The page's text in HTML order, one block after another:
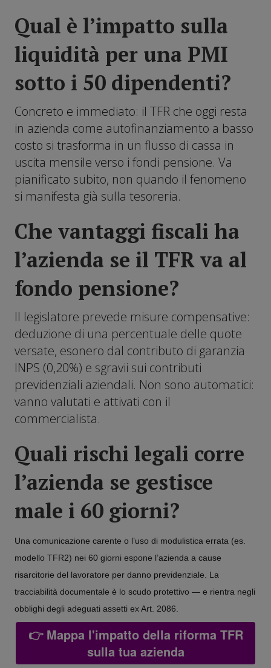
Qual è l’impatto sulla
liquidità per una PMI
sotto i 50 dipendenti?
Concreto e immediato: il TFR che oggi resta
in azienda come autofinanziamento a basso
costo si trasforma in un flusso di cassa in
uscita mensile verso i fondi pensione. Va
pianificato subito, non quando il fenomeno
si manifesta già sulla tesoreria.
Che vantaggi fiscali ha
l’azienda se il TFR va al
fondo pensione?
Il legislatore prevede misure compensative:
deduzione di una percentuale delle quote
versate, esonero dal contributo di garanzia
INPS (0,20%) e sgravii sui contributi
previdenziali aziendali. Non sono automatici:
vanno valutati e attivati con il
commercialista.
Quali rischi legali corre
l’azienda se gestisce
male i 60 giorni?
Una comunicazione carente o l’uso di modulistica errata (es.
modello TFR2) nei 60 giorni espone l’azienda a cause
risarcitorie del lavoratore per danno previdenziale. La
tracciabilità documentale è lo scudo protettivo — e rientra negli
obblighi degli adeguati assetti ex Art. 2086.
👉 Mappa l'impatto della riforma TFR
sulla tua azienda